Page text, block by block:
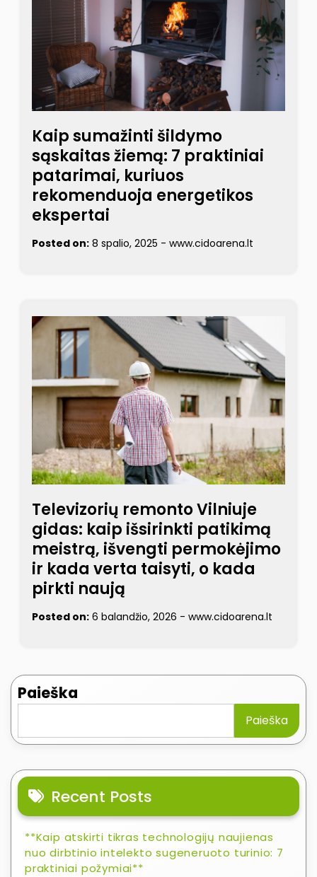
Kaip sumažinti šildymo
sąskaitas žiemą: 7 praktiniai
patarimai, kuriuos
rekomenduoja energetikos
ekspertai
Posted on: 8 spalio, 2025 - www.cidoarena.lt
Televizorių remonto Vilniuje
gidas: kaip išsirinkti patikimą
meistrą, išvengti permokėjimo
ir kada verta taisyti, o kada
pirkti naują
Posted on: 6 balandžio, 2026 - www.cidoarena.lt
Paieška
Paieška
Recent Posts
**Kaip atskirti tikras technologijų naujienas
nuo dirbtinio intelekto sugeneruoto turinio: 7
praktiniai požymiai**